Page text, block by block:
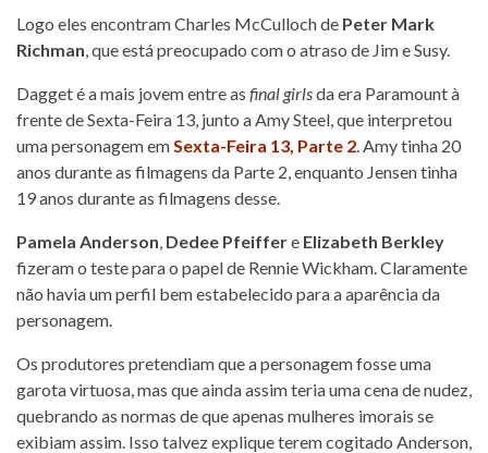
Logo eles encontram Charles McCulloch de Peter Mark
Richman, que está preocupado com o atraso de Jim e Susy.
Dagget é a mais jovem entre as final girlsda era Paramount à
frente de Sexta-Feira 13, junto a Amy Steel, que interpretou
uma personagem emSexta-Feira 13, Parte 2. Amy tinha 20
anos durante as filmagens da Parte 2, enquanto Jensen tinha
19 anos durante as filmagens desse.
Pamela Anderson, Dedee Pfeiffere Elizabeth Berkley
fizeram o teste para o papel de Rennie Wickham. Claramente
não havia um perfil bem estabelecido para a aparência da
personagem.
Os produtores pretendiam que a personagem fosse uma
garota virtuosa, mas que ainda assim teria uma cena de nudez,
quebrando as normas de que apenas mulheres imorais se
exibiam assim. Isso talvez explique terem cogitado Anderson,